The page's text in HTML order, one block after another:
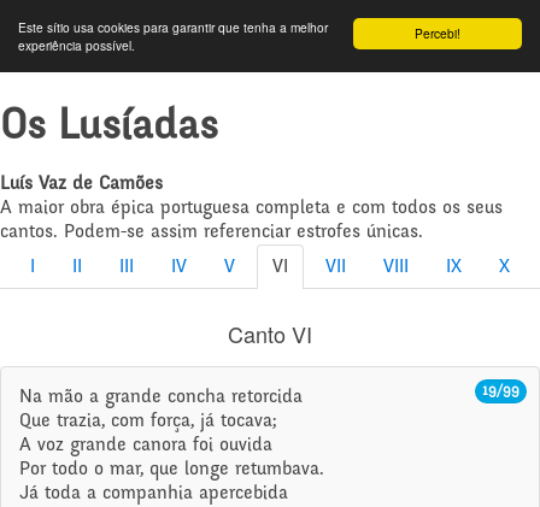
Percebi!
Este sítio usa cookies para garantir que tenha a melhor
experiência possível.
Os Lusíadas
Luís Vaz de Camões
A maior obra épica portuguesa completa e com todos os seus
cantos. Podem-se assim referenciar estrofes únicas.
IV V VI VII VIII IX X
Canto VI
19/99
Na mão a grande concha retorcida
Que trazia, com força, já tocava;
A voz grande canora foi ouvida
Por todo o mar, que longe retumbava.
Já toda a companhia apercebida